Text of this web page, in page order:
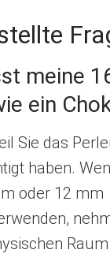
meine
ein
Sie das
haben.
oder 12 mm